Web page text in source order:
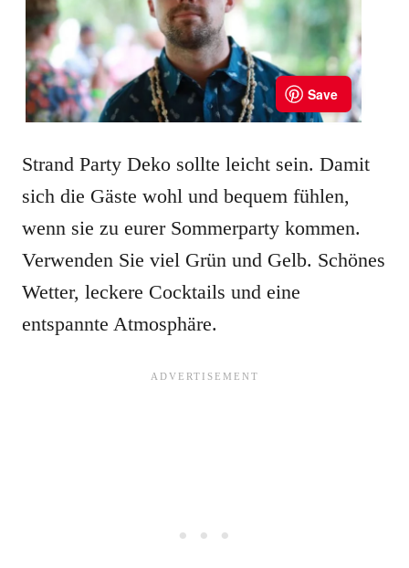
Strand Party Deko sollte leicht sein. Damit
sich die Gäste wohl und bequem fühlen,
wenn sie zu eurer Sommerparty kommen.
Verwenden Sie viel Grün und Gelb. Schönes
Wetter, leckere Cocktails und eine
entspannte Atmosphäre.